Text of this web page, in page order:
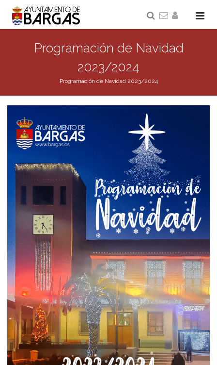
Programación de Navidad
2023/2024
Programación de Navidad 2023/2024